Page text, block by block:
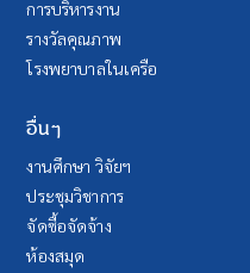
การบริหารงาน
รางวัลคุณภาพ
โรงพยาบาลในเครือ
อื่นๆ
งานศึกษา วิจัยฯ
ประชุมวิชาการ
จัดซื้อจัดจ้าง
ห้องสมุด